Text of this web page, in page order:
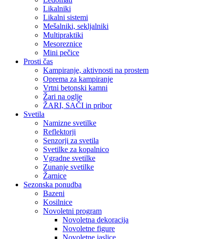
Likalniki
Likalni sistemi
Mešalniki, sekljalniki
Multipraktiki
Mesoreznice
Mini pečice
Prosti čas
Kampiranje, aktivnosti na prostem
Oprema za kampiranje
Vrtni betonski kamni
Žari na oglje
ŽARI, SAČI in pribor
Svetila
Namizne svetilke
Reflektorji
Senzorji za svetila
Svetilke za kopalnico
Vgradne svetilke
Zunanje svetilke
Žarnice
Sezonska ponudba
Bazeni
Kosilnice
Novoletni program
Novoletna dekoracija
Novoletne figure
Novoletne jaslice